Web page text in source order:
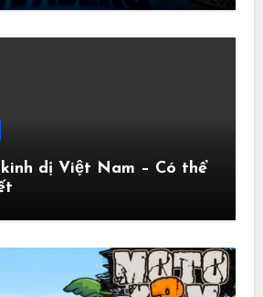
dị Việt Nam – Có thể